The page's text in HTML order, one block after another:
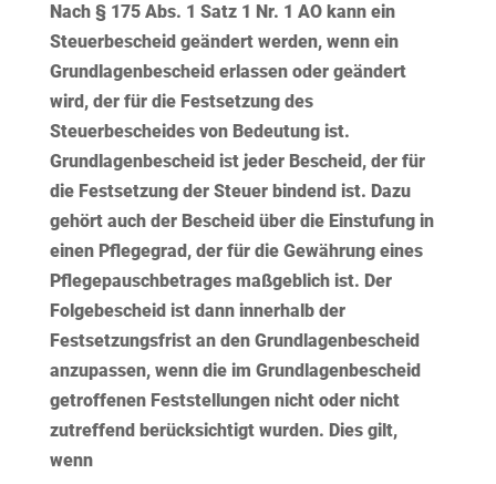
Nach § 175 Abs. 1 Satz 1 Nr. 1 AO kann ein
Steuerbescheid geändert werden, wenn ein
Grundlagenbescheid erlassen oder geändert
wird, der für die Festsetzung des
Steuerbescheides von Bedeutung ist.
Grundlagenbescheid ist jeder Bescheid, der für
die Festsetzung der Steuer bindend ist. Dazu
gehört auch der Bescheid über die Einstufung in
einen Pflegegrad , der für die Gewährung eines
Pflegepauschbetrages maßgeblich ist. Der
Folgebescheid ist dann innerhalb der
Festsetzungsfrist an den Grundlagenbescheid
anzupassen, wenn die im Grundlagenbescheid
getroffenen Feststellungen nicht oder nicht
zutreffend berücksichtigt wurden. Dies gilt,
wenn